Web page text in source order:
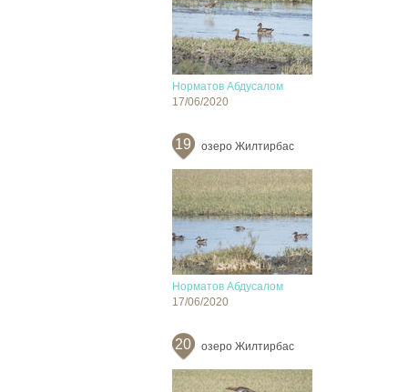
Норматов Абдусалом
17/06/2020
19 озеро Жилтирбас
Норматов Абдусалом
17/06/2020
20 озеро Жилтирбас